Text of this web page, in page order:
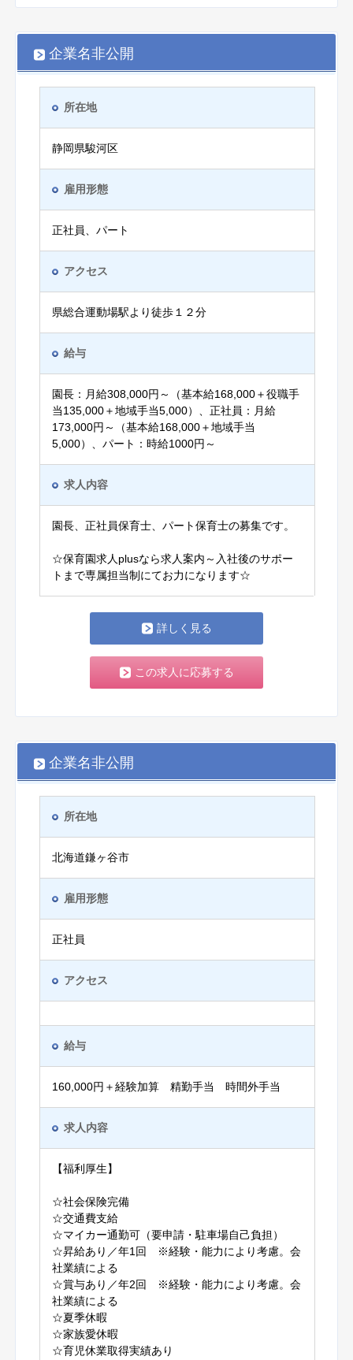
企業名非公開
所在地
静岡県駿河区
雇用形態
正社員、パート
アクセス
県総合運動場駅より徒歩１２分
給与
園長：月給308,000円～（基本給168,000＋役職手
当135,000＋地域手当5,000）、正社員：月給
173,000円～（基本給168,000＋地域手当
5,000）、パート：時給1000円～
求人内容
園長、正社員保育士、パート保育士の募集です。
☆保育園求人plusなら求人案内～入社後のサポー
トまで専属担当制にてお力になります☆
詳しく見る
この求人に応募する
企業名非公開
所在地
北海道鎌ヶ谷市
雇用形態
正社員
アクセス
給与
160,000円＋経験加算 精勤手当 時間外手当
求人内容
【福利厚生】
☆社会保険完備
☆交通費支給
☆マイカー通勤可（要申請・駐車場自己負担）
☆昇給あり／年1回 ※経験・能力により考慮。会
社業績による
☆賞与あり／年2回 ※経験・能力により考慮。会
社業績による
☆夏季休暇
☆家族愛休暇
☆育児休業取得実績あり